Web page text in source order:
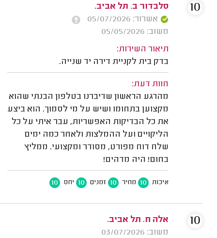
סלבדור ב. תל אביב.
אשרור: 05/07/2026
משוב: 05/05/2026
תיאור השירות:
בדק בית לקניית דירה יד שנייה.
חוות דעת:
מהרגע הראשון שדיברנו בטלפון הבנתי שהוא
מקצוען בתחומו ושיש על מי לסמוך. הוא ביצע
את כל הבדיקות האפשריות, עבר איתי על כל
הליקויים ועל ההמלצות ולאחר כמה ימים
שלח דוח מפורט, מסודר ומקצועי. ממליץ
בחום! היה מדהים!
איכות 10 מחיר 10 זמנים 10 יחס 10
10
אלה ח. תל אביב.
משוב: 03/07/2026
10